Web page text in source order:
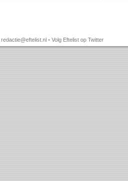
redactie@eftelist.nl • Volg Eftelist op Twitter